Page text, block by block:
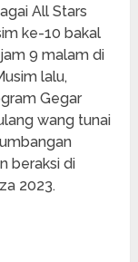
All Stars
ke-10 bakal
9 malam di
lalu,
Gegar
wang tunai
beraksi di
2023.